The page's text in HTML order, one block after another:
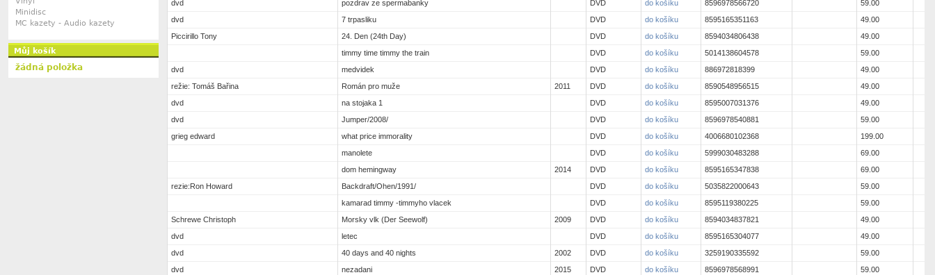
dvd
pozdrav ze spermabanky DVD do košíku 8596978566720
59.00
dvd
7 trpasliku DVD do košíku 8595165351163
49.00
Piccirillo Tony
24. Den (24th Day) DVD do košíku 8594034806438
49.00
timmy time timmy the train
DVD do košíku 5014138604578
59.00
dvd
medvidek DVD do košíku 886972818399
49.00
režie: Tomáš Bařina
Román pro muže 2011 DVD do košíku 8590548956515
49.00
dvd
na stojaka 1 DVD do košíku 8595007031376
49.00
dvd
Jumper/2008/ DVD do košíku 8596978540881
59.00
grieg edward
what price immorality DVD do košíku 4006680102368
199.00
manolete
DVD do košíku 5999030483288
69.00
dom hemingway
2014 DVD do košíku 8595165347838
69.00
rezie:Ron Howard
Backdraft/Ohen/1991/ DVD do košíku 5035822000643
59.00
kamarad timmy -timmyho vlacek
DVD do košíku 8595119380225
59.00
Schrewe Christoph
Morsky vlk (Der Seewolf) 2009 DVD do košíku 8594034837821
49.00
dvd
letec DVD do košíku 8595165304077
49.00
dvd
40 days and 40 nights 2002 DVD do košíku 3259190335592
59.00
dvd
nezadani 2015 DVD do košíku 8596978568991
59.00
Minidisc
MC kazety - Audio kazety
Můj košík
žádná položka